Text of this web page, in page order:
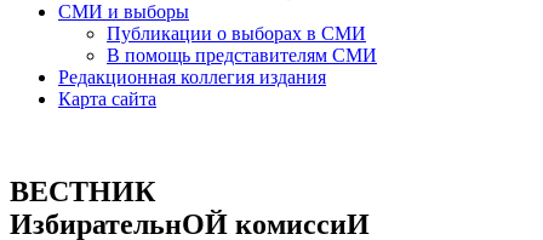
СМИ и выборы
Публикации о выборах в СМИ
В помощь представителям СМИ
Редакционная коллегия издания
Карта сайта
ВЕСТНИК
ИзбирательнОЙ комиссиИ